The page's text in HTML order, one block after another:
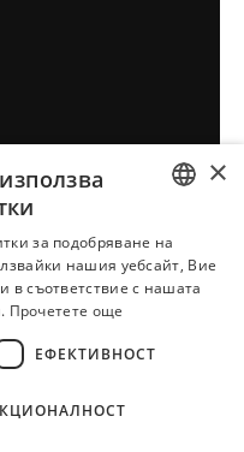
BULGARIAN
ENGLISH
×
за подобряване на
нашия уебсайт, Вие
в съответствие с нашата
Прочетете още
ЕФЕКТИВНОСТ